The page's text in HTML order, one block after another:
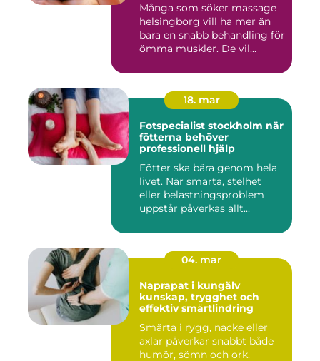
Många som söker massage
helsingborg vill ha mer än
bara en snabb behandling för
ömma muskler. De vil...
18. mar
Fotspecialist stockholm när
fötterna behöver
professionell hjälp
Fötter ska bära genom hela
livet. När smärta, stelhet
eller belastningsproblem
uppstår påverkas allt...
04. mar
Naprapat i kungälv
kunskap, trygghet och
effektiv smärtlindring
Smärta i rygg, nacke eller
axlar påverkar snabbt både
humör, sömn och ork.